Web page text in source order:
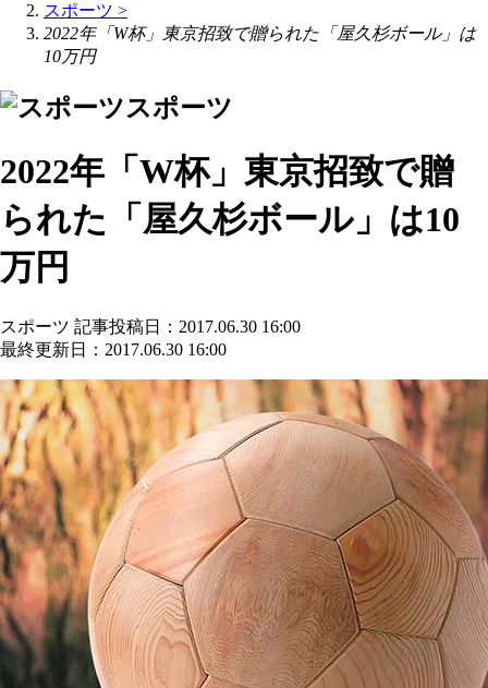
スポーツ >
2022年「W杯」東京招致で贈られた「屋久杉ボール」は
10万円
スポーツ
2022年「W杯」東京招致で贈
られた「屋久杉ボール」は10
万円
スポーツ 記事投稿日：2017.06.30 16:00
最終更新日：2017.06.30 16:00